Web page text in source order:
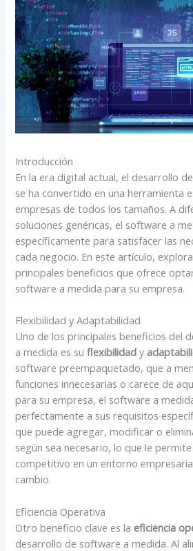
Introducción
En la era digital actual, el desarrollo
se ha convertido en una herramienta
empresas de todos los tamaños. A
soluciones genéricas, el software a
específicamente para satisfacer las
cada negocio. En este artículo,
principales beneficios que ofrece
software a medida para su empresa.
Flexibilidad y Adaptabilidad
Uno de los principales beneficios del
a medida es suflexibilidad y
software preempaquetado, que a
funciones innecesarias o carece de
para su empresa, el software a
perfectamente a sus requisitos
que puede agregar, modificar o
según sea necesario, lo que le
competitivo en un entorno
cambio.
Eficiencia Operativa
Otro beneficio clave es la eficiencia
desarrollo de software a medida. Al